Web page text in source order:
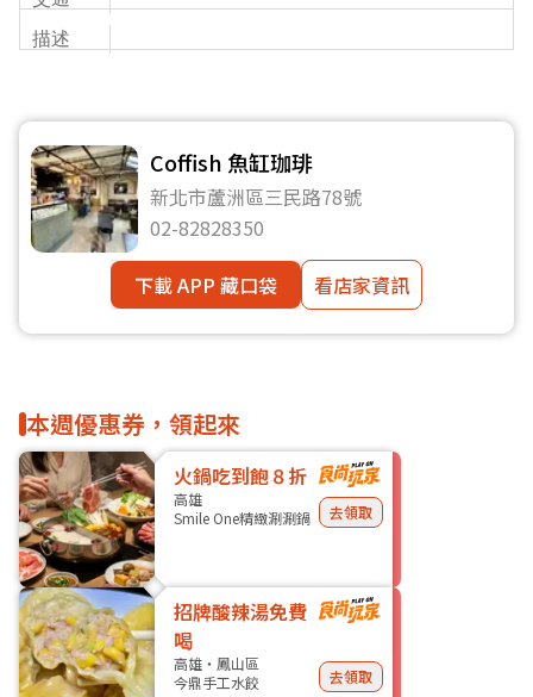
描述
Coffish 魚缸珈琲
新北市蘆洲區三民路78號
02-82828350
下載 APP 藏口袋
看店家資訊
本週優惠券，領起來
火鍋吃到飽８折
高雄
Smile One精緻涮涮鍋
去領取
招牌酸辣湯免費
喝
高雄・鳳山區
今鼎手工水餃
去領取